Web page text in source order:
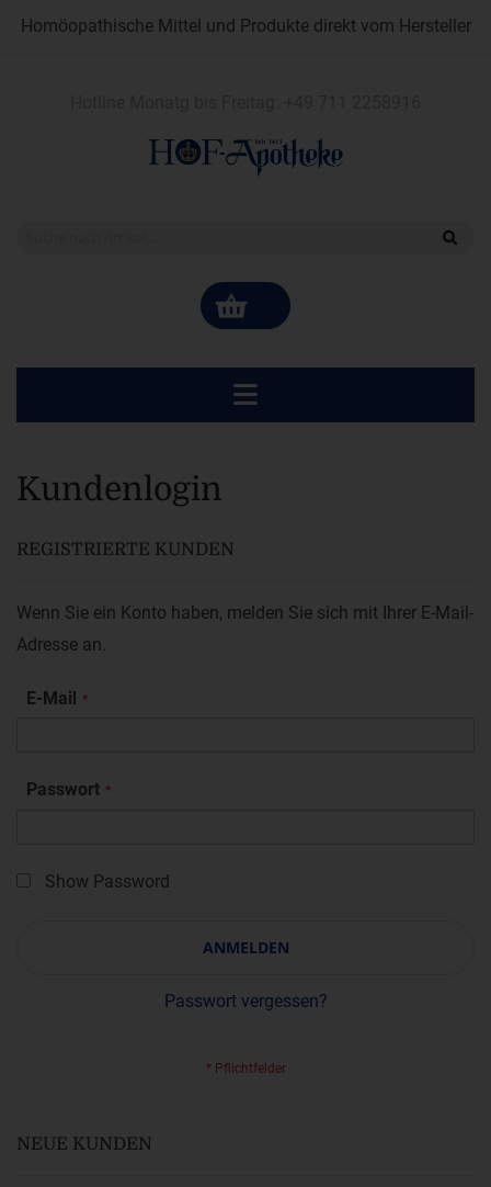
Homöopathische Mittel und Produkte direkt vom Hersteller
Kundenlogin
REGISTRIERTE KUNDEN
Wenn Sie ein Konto haben, melden Sie sich mit Ihrer E-Mail-
Adresse an.
E-Mail
Passwort
Show Password
ANMELDEN
Passwort vergessen?
NEUE KUNDEN